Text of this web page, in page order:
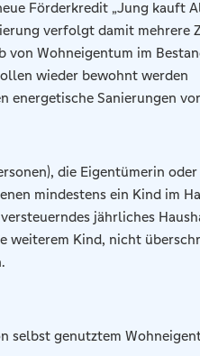
Förderkredit „Jung kauft
verfolgt damit mehrere
von Wohneigentum im
wieder bewohnt werden
energetische Sanierungen
die Eigentümerin
mindestens ein Kind im
jährliches
weiterem Kind, nicht
selbst genutztem